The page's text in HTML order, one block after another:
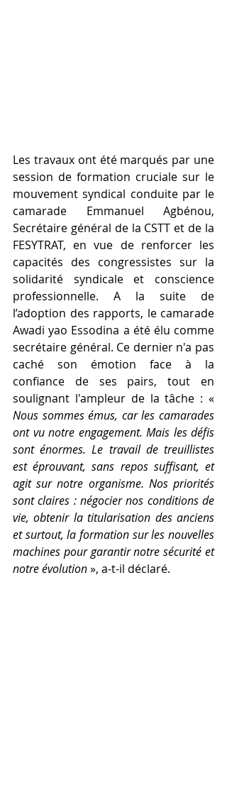
Les travaux ont été marqués par une
session de formation cruciale sur le
mouvement syndical conduite par le
camarade Emmanuel Agbénou,
Secrétaire général de la CSTT et de la
FESYTRAT, en vue de renforcer les
capacités des congressistes sur la
solidarité syndicale et conscience
professionnelle. A la suite de
l’adoption des rapports, le camarade
Awadi yao Essodina a été élu comme
secrétaire général. Ce dernier n'a pas
caché son émotion face à la
confiance de ses pairs, tout en
Nous sommes émus, car les camarades
ont vu notre engagement. Mais les défis
sont énormes. Le travail de treuillistes
est éprouvant, sans repos suffisant, et
agit sur notre organisme. Nos priorités
sont claires : négocier nos conditions de
vie, obtenir la titularisation des anciens
et surtout, la formation sur les nouvelles
machines pour garantir notre sécurité et
notre évolution », a-t-il déclaré.